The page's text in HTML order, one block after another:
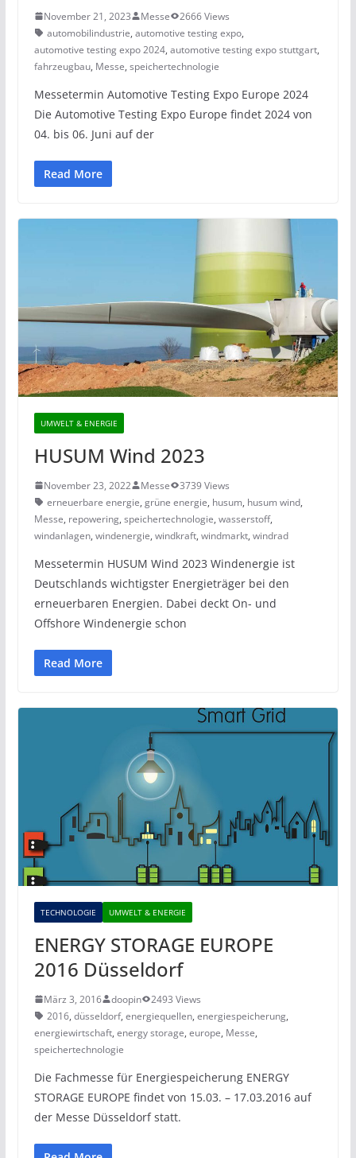
November 21, 2023 Messe
2666 Views
automobilindustrie, automotive testing expo,
automotive testing expo 2024, automotive testing expo stuttgart,
fahrzeugbau, Messe, speichertechnologie
Messetermin Automotive Testing Expo Europe 2024
Die Automotive Testing Expo Europe findet 2024 von
04. bis 06. Juni auf der
Read More
UMWELT & ENERGIE
HUSUM Wind 2023
November 23, 2022 Messe
3739 Views
erneuerbare energie, grüne energie, husum, husum wind,
Messe, repowering, speichertechnologie, wasserstoff,
windanlagen, windenergie, windkraft, windmarkt, windrad
Messetermin HUSUM Wind 2023 Windenergie ist
Deutschlands wichtigster Energieträger bei den
erneuerbaren Energien. Dabei deckt On- und
Offshore Windenergie schon
Read More
TECHNOLOGIE UMWELT & ENERGIE
ENERGY STORAGE EUROPE
2016 Düsseldorf
März 3, 2016 doopin
2493 Views
2016, düsseldorf, energiequellen, energiespeicherung,
energiewirtschaft, energy storage, europe, Messe,
speichertechnologie
Die Fachmesse für Energiespeicherung ENERGY
STORAGE EUROPE findet von 15.03. – 17.03.2016 auf
der Messe Düsseldorf statt.